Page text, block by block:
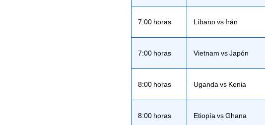
7:00 horas Líbano vs Irán
7:00 horas Vietnam vs Japón
8:00 horas Uganda vs Kenia
8:00 horas Etiopía vs Ghana